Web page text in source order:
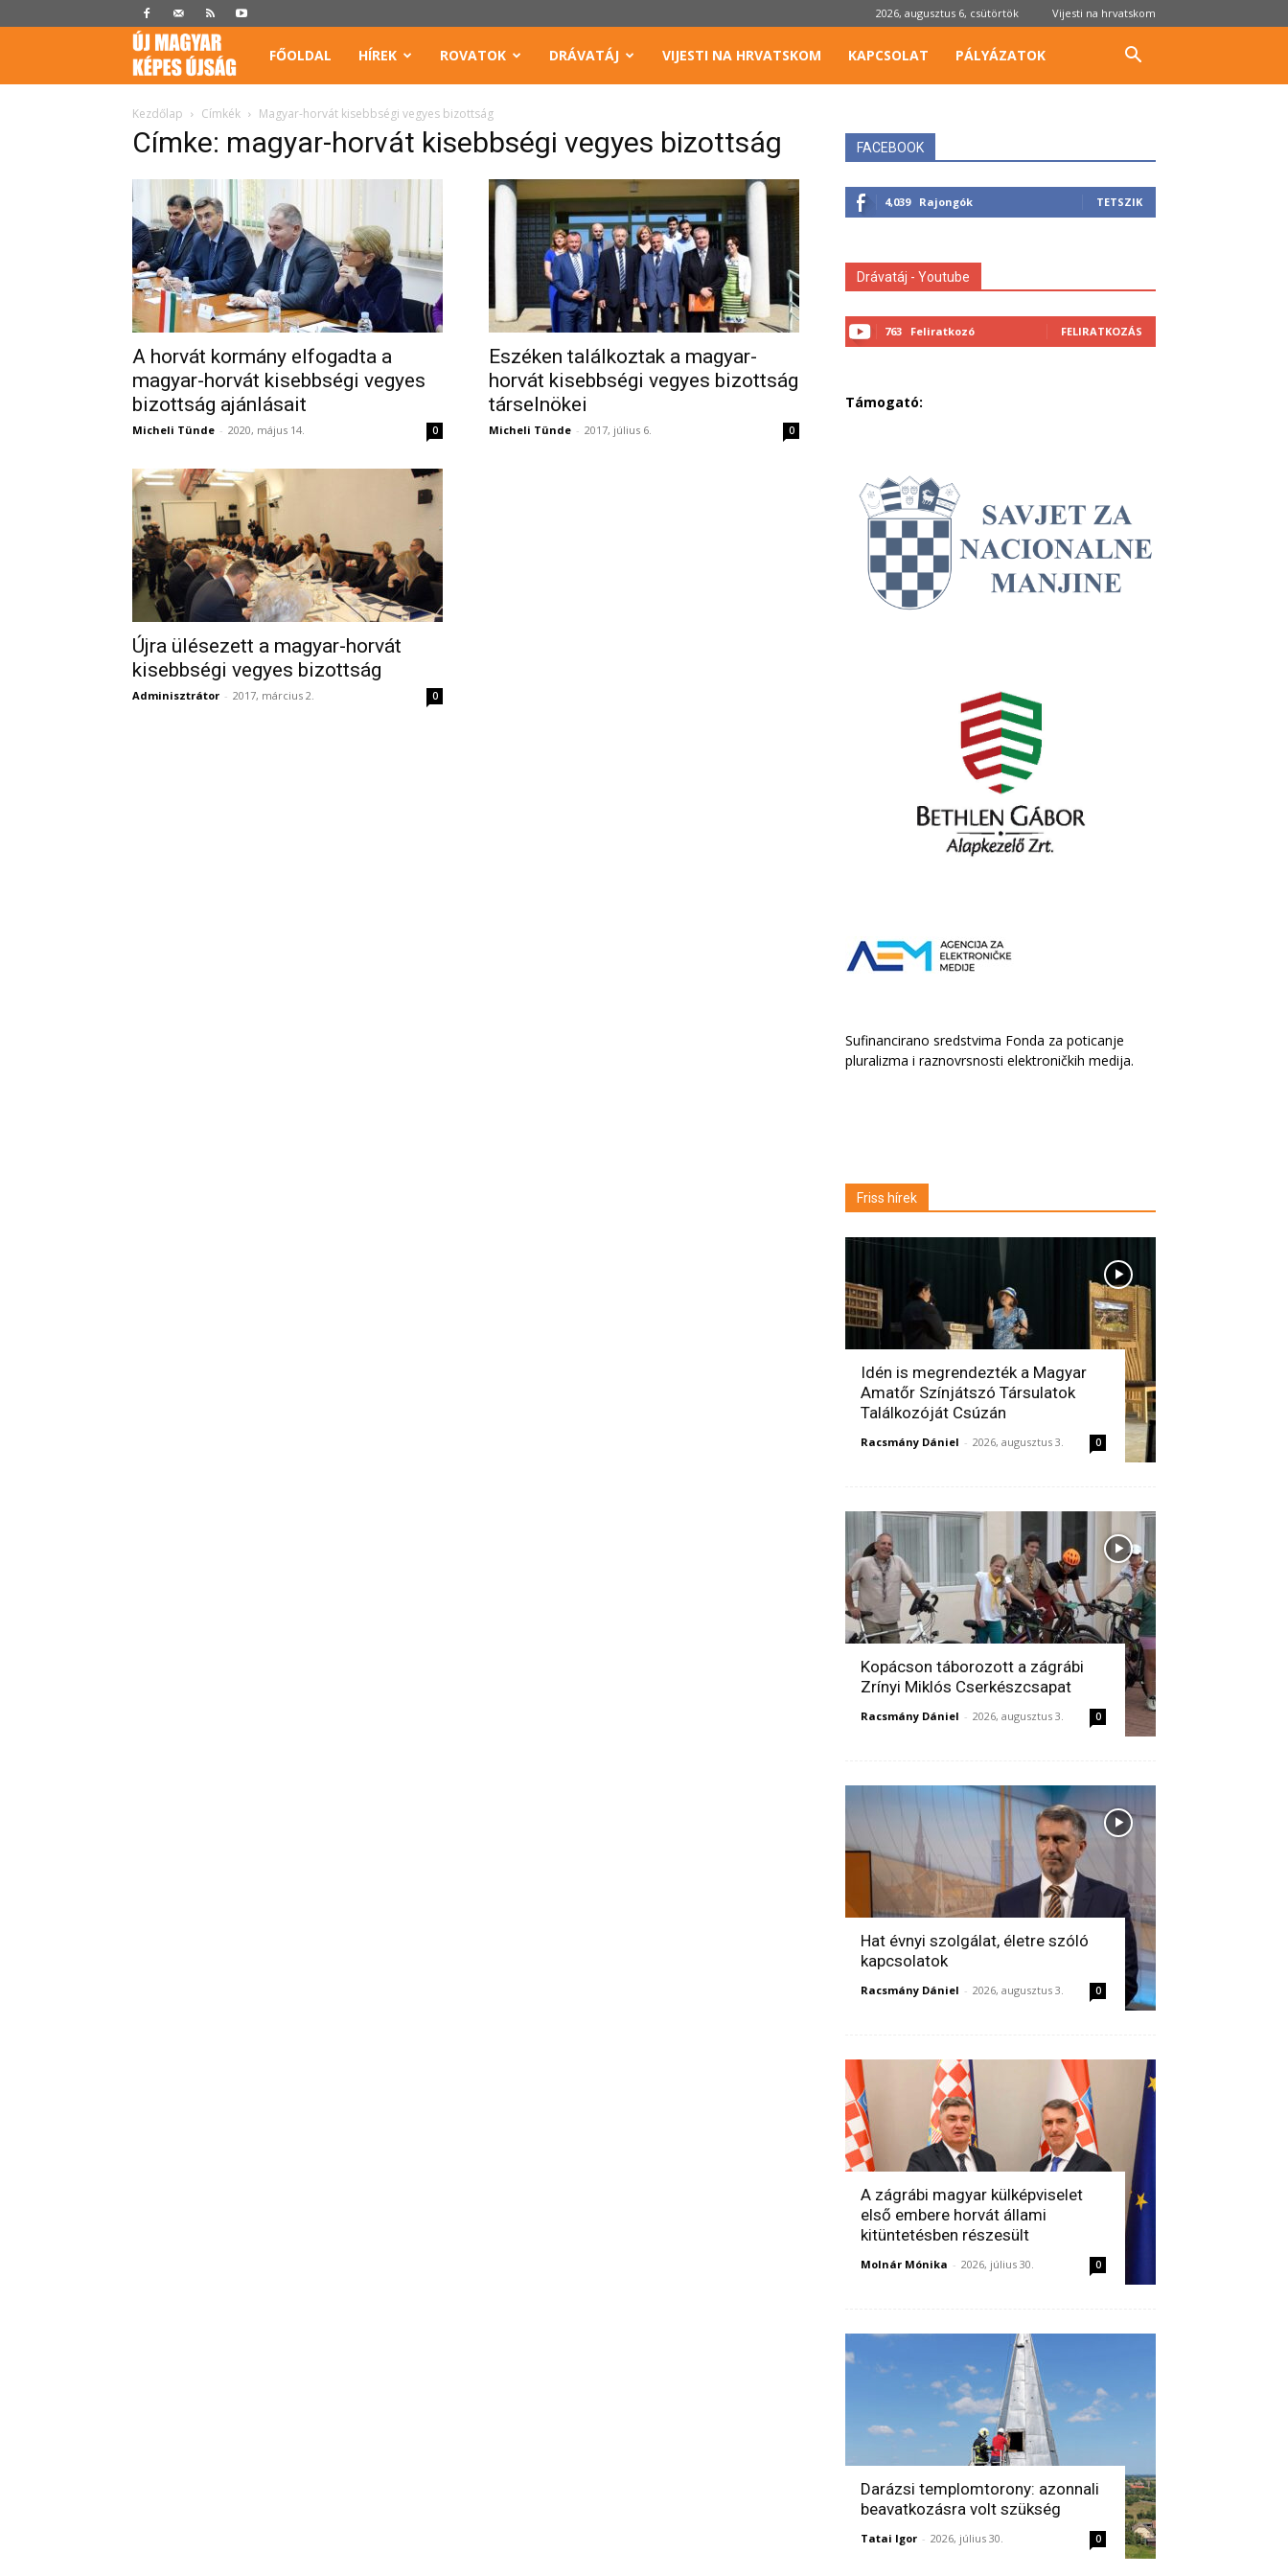
2026, augusztus 6, csütörtök Vijesti na hrvatskom
Képes
Újság
FŐOLDAL HÍREK ROVATOK DRÁVATÁJ VIJESTI NA HRVATSKOM KAPCSOLAT PÁLYÁZATOK
Kezdőlap Címkék Magyar-horvát kisebbségi vegyes bizottság
Címke: magyar-horvát kisebbségi vegyes bizottság
A horvát kormány elfogadta a
magyar-horvát kisebbségi vegyes
bizottság ajánlásait
Micheli Tünde - 2020, május 14. 0
Eszéken találkoztak a magyar-
horvát kisebbségi vegyes bizottság
társelnökei
Micheli Tünde - 2017, július 6. 0
Újra ülésezett a magyar-horvát
kisebbségi vegyes bizottság
Adminisztrátor - 2017, március 2. 0
FACEBOOK
4,039 Rajongók TETSZIK
Drávatáj - Youtube
763 Feliratkozó FELIRATKOZÁS
Támogató:
Sufinancirano sredstvima Fonda za poticanje
pluralizma i raznovrsnosti elektroničkih medija.
Friss hírek
Idén is megrendezték a Magyar
Amatőr Színjátszó Társulatok
Találkozóját Csúzán
Racsmány Dániel - 2026, augusztus 3. 0
Kopácson táborozott a zágrábi
Zrínyi Miklós Cserkészcsapat
Racsmány Dániel - 2026, augusztus 3. 0
Hat évnyi szolgálat, életre szóló
kapcsolatok
Racsmány Dániel - 2026, augusztus 3. 0
A zágrábi magyar külképviselet
első embere horvát állami
kitüntetésben részesült
Molnár Mónika - 2026, július 30. 0
Darázsi templomtorony: azonnali
beavatkozásra volt szükség
Tatai Igor - 2026, július 30. 0